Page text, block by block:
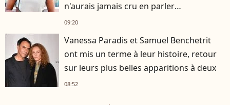
n'aurais jamais cru en parler
publiquement"
09:20
Vanessa Paradis et Samuel Benchetrit
ont mis un terme à leur histoire, retour
sur leurs plus belles apparitions à deux
08:52